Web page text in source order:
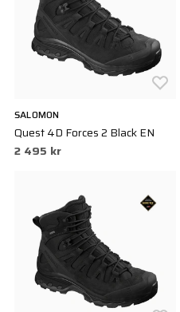
SALOMON
Quest 4D Forces 2 Black EN
2 495 kr